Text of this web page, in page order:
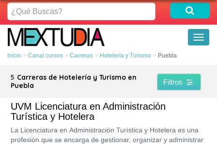
¿Qué
Buscas?
Inicio Canal cursos Carreras Hotelería y Turismo Puebla
5 Carreras de Hotelería y Turismo en
Puebla
Filtros
UVM Licenciatura en Administración
Turística y Hotelera
La Licenciatura en Administración Turística y Hotelera es una
profesión que se encarga de gestionar, organizar y administrar